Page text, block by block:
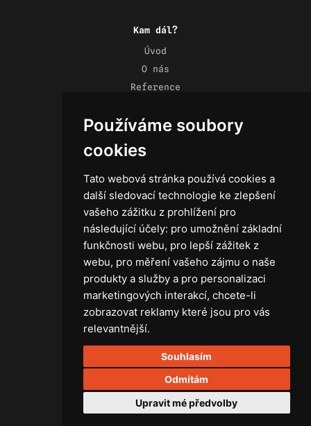
Používáme soubory
cookies
Tato webová stránka používá cookies a
další sledovací technologie ke zlepšení
vašeho zážitku z prohlížení pro
následující účely: pro umožnění základní
funkčnosti webu, pro lepší zážitek z
webu, pro měření vašeho zájmu o naše
produkty a služby a pro personalizaci
marketingových interakcí, chcete-li
zobrazovat reklamy které jsou pro vás
relevantnější.
Souhlasím
Odmítám
Upravit mé předvolby
Kam dál?
Úvod
O nás
Reference
Kontakt
Obchodní podmínky
Zásady ochrany osobních údajů
Technika
Světla
Příslušenství ke světlům
Osvětlovací technika GRIP
Baterie
Stativy
Ostatní
Rozvaděče a kabely
Spotřební materiál
Z75 MISC. (RŮZNÉ) Accessories